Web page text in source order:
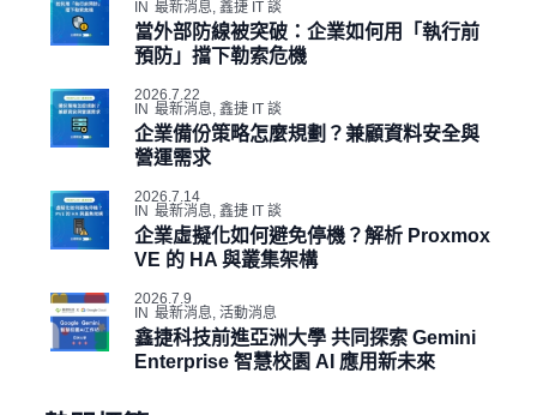
IN 最新消息 鑫捷 IT 談
當外部防線被突破：企業如何用「執行前
預防」擋下勒索危機
2026.7.22
IN 最新消息 鑫捷 IT 談
企業備份策略怎麼規劃？兼顧資料安全與
營運需求
2026.7.14
IN 最新消息 鑫捷 IT 談
企業虛擬化如何避免停機？解析 Proxmox
VE 的 HA 與叢集架構
2026.7.9
IN 最新消息 活動消息
鑫捷科技前進亞洲大學 共同探索 Gemini
Enterprise 智慧校園 AI 應用新未來